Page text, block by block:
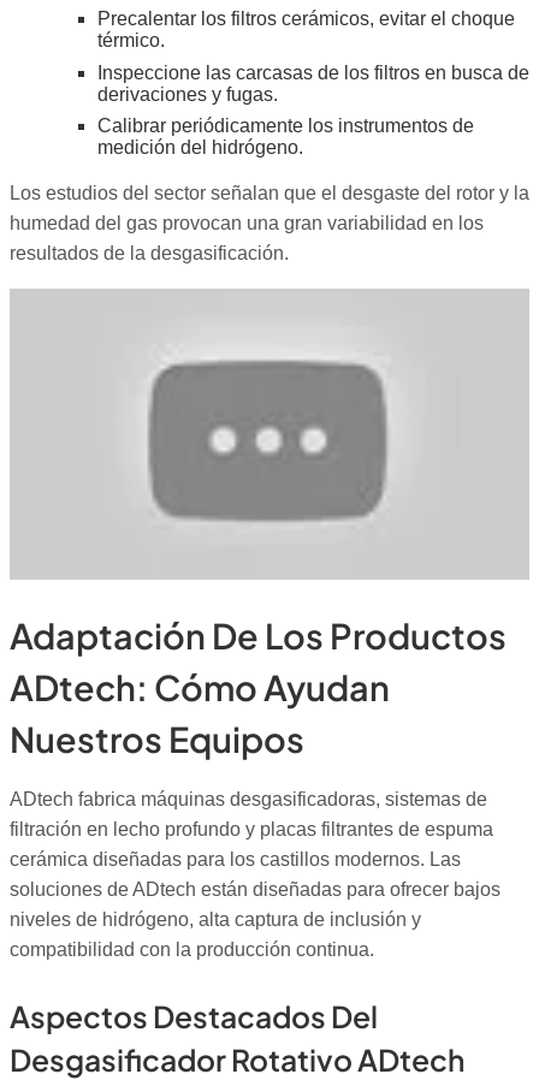
Precalentar los filtros cerámicos, evitar el choque
térmico.
Inspeccione las carcasas de los filtros en busca de
derivaciones y fugas.
Calibrar periódicamente los instrumentos de
medición del hidrógeno.
Los estudios del sector señalan que el desgaste del rotor y la
humedad del gas provocan una gran variabilidad en los
resultados de la desgasificación.
Adaptación De Los Productos
ADtech: Cómo Ayudan
Nuestros Equipos
ADtech fabrica máquinas desgasificadoras, sistemas de
filtración en lecho profundo y placas filtrantes de espuma
cerámica diseñadas para los castillos modernos. Las
soluciones de ADtech están diseñadas para ofrecer bajos
niveles de hidrógeno, alta captura de inclusión y
compatibilidad con la producción continua.
Aspectos Destacados Del
Desgasificador Rotativo ADtech